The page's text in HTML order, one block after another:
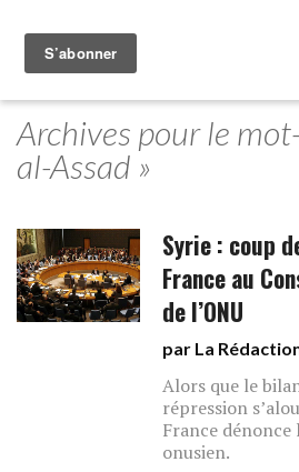
Archives pour le
al-Assad »
Syrie : coup
France au
de l’ONU
par La
Alors que le
répression
France dénonce
onusien.